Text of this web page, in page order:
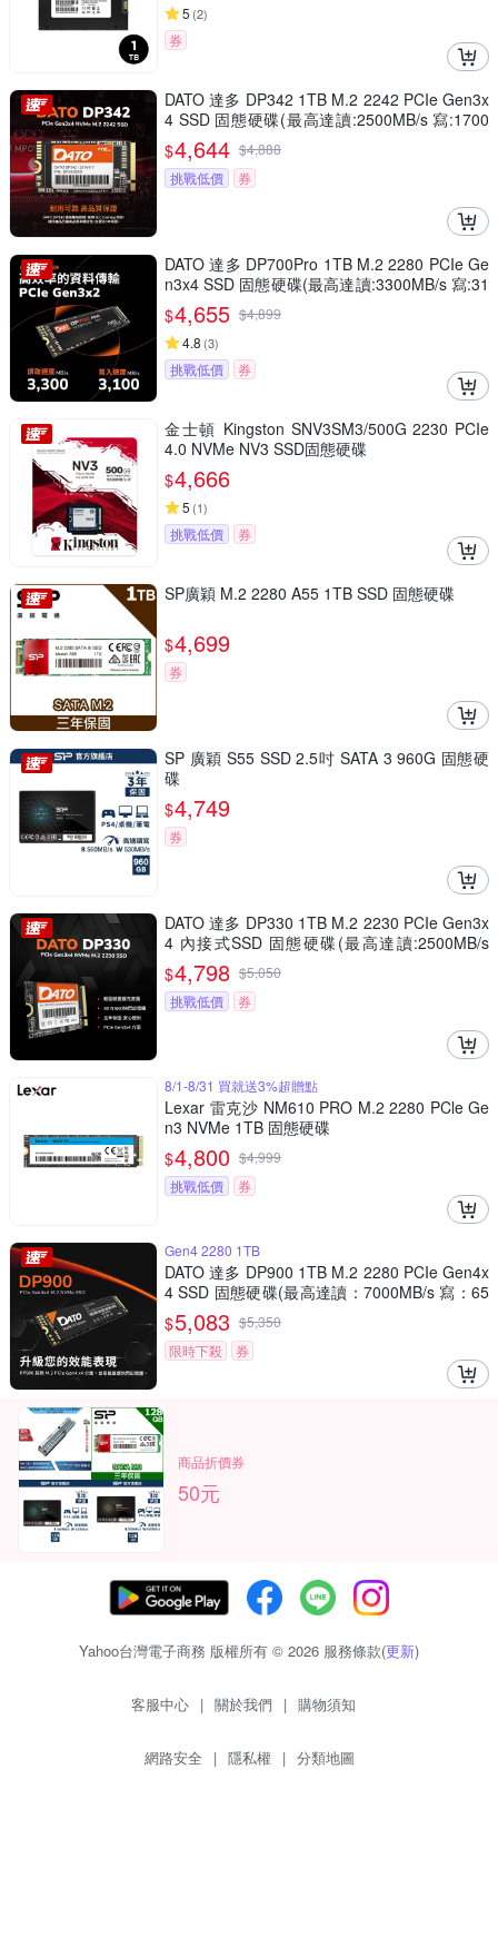
5 (2)
券
DATO 達多 DP342 1TB M.2 2242 PCIe Gen3x
4 SSD 固態硬碟(最高達讀:2500MB/s 寫:1700
MB/s)
$4,644 $4,888
挑戰低價
券
DATO 達多 DP700Pro 1TB M.2 2280 PCIe Ge
n3x4 SSD 固態硬碟(最高達讀:3300MB/s 寫:31
00MB/s)
$4,655 $4,899
4.8 (3)
挑戰低價 券
金士頓 Kingston SNV3SM3/500G 2230 PCIe
4.0 NVMe NV3 SSD固態硬碟
$4,666
5 (1)
挑戰低價 券
SP廣穎 M.2 2280 A55 1TB SSD 固態硬碟
$4,699
券
SP 廣穎 S55 SSD 2.5吋 SATA 3 960G 固態硬
碟
$4,749
券
DATO 達多 DP330 1TB M.2 2230 PCIe Gen3x
4 內接式SSD 固態硬碟(最高達讀:2500MB/s
寫:1700MB/s)
$4,798 $5,050
挑戰低價
券
8/1-8/31 買就送3%超贈點
Lexar 雷克沙 NM610 PRO M.2 2280 PCle Ge
n3 NVMe 1TB 固態硬碟
$4,800 $4,999
挑戰低價
券
Gen4 2280 1TB
DATO 達多 DP900 1TB M.2 2280 PCIe Gen4x
4 SSD 固態硬碟(最高達讀：7000MB/s 寫：65
00MB/s)
$5,083 $5,350
限時下殺
券
商品折價券
50元
Yahoo台灣電子商務 版權所有 © 2026 服務條款(更新)
客服中心 | 關於我們 | 購物須知
網路安全 | 隱私權 | 分類地圖